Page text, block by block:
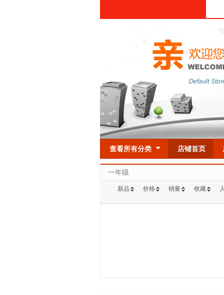
查看所有分类 店铺首页
一年级
新品 价格 销量 收藏